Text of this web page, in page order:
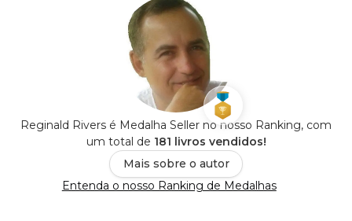
Reginald Rivers é Medalha Seller no nosso Ranking, com
um total de 181 livros vendidos!
Mais sobre o autor
Entenda o nosso Ranking de Medalhas